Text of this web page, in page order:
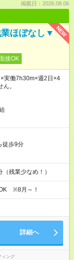
掲載日：2026.08.06
NEW
ほぼなし▼
接OK
実働7h30m×週2日×4
。
徒歩9分
残業少なめ！）
※8月～！
詳細へ
ィング